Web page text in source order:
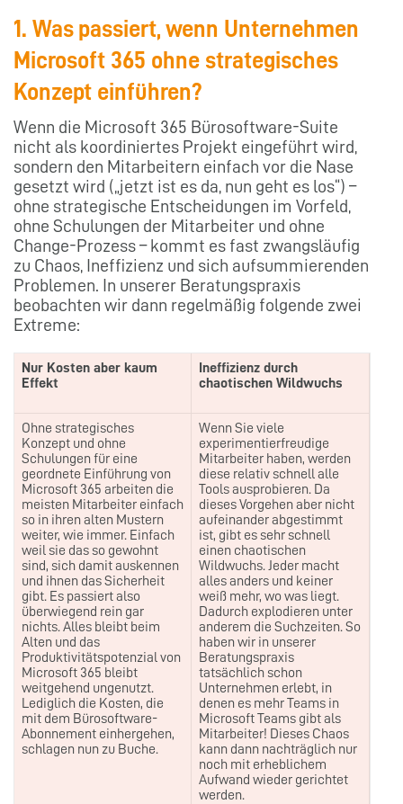
1. Was passiert, wenn Unternehmen
Microsoft 365 ohne strategisches
Konzept einführen?
Wenn die Microsoft 365 Bürosoftware-Suite
nicht als koordiniertes Projekt eingeführt wird,
sondern den Mitarbeitern einfach vor die Nase
gesetzt wird („jetzt ist es da, nun geht es los“) –
ohne strategische Entscheidungen im Vorfeld,
ohne Schulungen der Mitarbeiter und ohne
Change-Prozess – kommt es fast zwangsläufig
zu Chaos, Ineffizienz und sich aufsummierenden
Problemen. In unserer Beratungspraxis
beobachten wir dann regelmäßig folgende zwei
Extreme:
Nur Kosten aber kaum
Effekt
Ineffizienz durch
chaotischen Wildwuchs
Ohne strategisches
Konzept und ohne
Schulungen für eine
geordnete Einführung von
Microsoft 365 arbeiten die
meisten Mitarbeiter einfach
so in ihren alten Mustern
weiter, wie immer. Einfach
weil sie das so gewohnt
sind, sich damit auskennen
und ihnen das Sicherheit
gibt. Es passiert also
überwiegend rein gar
nichts. Alles bleibt beim
Alten und das
Produktivitätspotenzial von
Microsoft 365 bleibt
weitgehend ungenutzt.
Lediglich die Kosten, die
mit dem Bürosoftware-
Abonnement einhergehen,
schlagen nun zu Buche.
Wenn Sie viele
experimentierfreudige
Mitarbeiter haben, werden
diese relativ schnell alle
Tools ausprobieren. Da
dieses Vorgehen aber nicht
aufeinander abgestimmt
ist, gibt es sehr schnell
einen chaotischen
Wildwuchs. Jeder macht
alles anders und keiner
weiß mehr, wo was liegt.
Dadurch explodieren unter
anderem die Suchzeiten. So
haben wir in unserer
Beratungspraxis
tatsächlich schon
Unternehmen erlebt, in
denen es mehr Teams in
Microsoft Teams gibt als
Mitarbeiter! Dieses Chaos
kann dann nachträglich nur
noch mit erheblichem
Aufwand wieder gerichtet
werden.